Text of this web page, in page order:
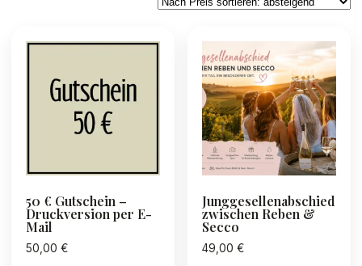
sortiert:
50 € Gutschein –
Druckversion per E-
Mail
50,00 €
Junggesellenabschied
zwischen Reben &
Secco
49,00€